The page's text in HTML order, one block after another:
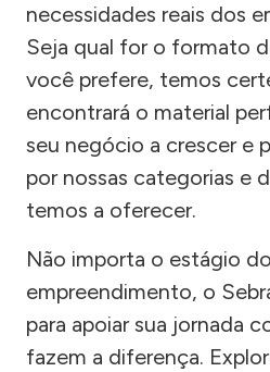
necessidades reais dos
Seja qual for o formato
você prefere, temos
encontrará o material
seu negócio a crescer e
por nossas categorias e
temos a oferecer.
Não importa o estágio
empreendimento, o
para apoiar sua jornada
fazem a diferença.